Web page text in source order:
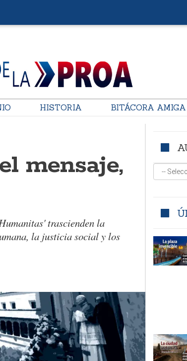
HISTORIA BITÁCORA AMIGA
mensaje,
trascienden la
la justicia social y los